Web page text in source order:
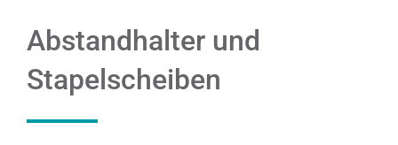
Abstandhalter und
Stapelscheiben